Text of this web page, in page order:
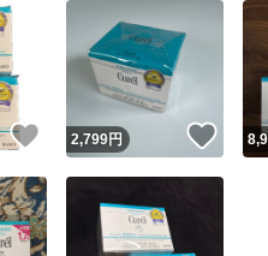
いいね！
2,799円 いい